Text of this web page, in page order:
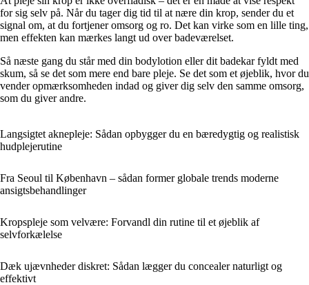
for sig selv på. Når du tager dig tid til at nære din krop, sender du et
signal om, at du fortjener omsorg og ro. Det kan virke som en lille ting,
men effekten kan mærkes langt ud over badeværelset.
Så næste gang du står med din bodylotion eller dit badekar fyldt med
skum, så se det som mere end bare pleje. Se det som et øjeblik, hvor du
vender opmærksomheden indad og giver dig selv den samme omsorg,
som du giver andre.
Langsigtet aknepleje: Sådan opbygger du en bæredygtig og realistisk
hudplejerutine
Fra Seoul til København – sådan former globale trends moderne
ansigtsbehandlinger
Kropspleje som velvære: Forvandl din rutine til et øjeblik af
selvforkælelse
Dæk ujævnheder diskret: Sådan lægger du concealer naturligt og
effektivt